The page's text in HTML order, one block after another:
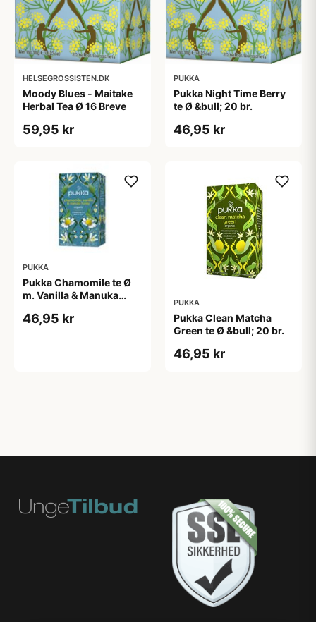
HELSEGROSSISTEN.DK
Moody Blues - Maitake
Herbal Tea Ø 16 Breve
59,95 kr
PUKKA
Pukka Night Time Berry
te Ø &bull; 20 br.
46,95 kr
PUKKA
Pukka Chamomile te Ø
m. Vanilla & Manuka
46,95 kr
PUKKA
Pukka Clean Matcha
Green te Ø &bull; 20 br.
46,95 kr